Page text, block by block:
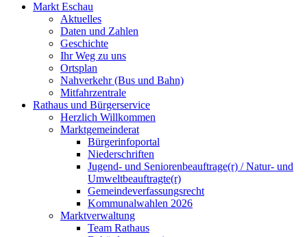
Markt Eschau
Aktuelles
Daten und Zahlen
Geschichte
Ihr Weg zu uns
Ortsplan
Nahverkehr (Bus und Bahn)
Mitfahrzentrale
Rathaus und Bürgerservice
Herzlich Willkommen
Marktgemeinderat
Bürgerinfoportal
Niederschriften
Jugend- und Seniorenbeauftrage(r) / Natur- und
Umweltbeauftragte(r)
Gemeindeverfassungsrecht
Kommunalwahlen 2026
Marktverwaltung
Team Rathaus